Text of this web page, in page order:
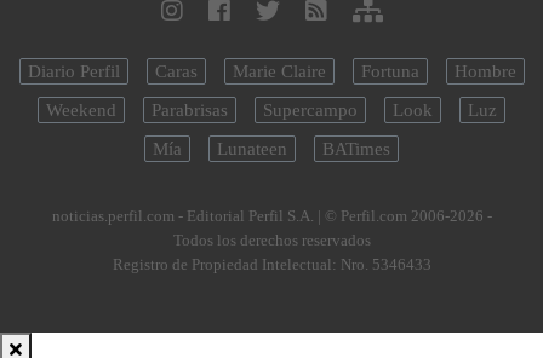
Diario Perfil Caras Marie Claire Fortuna
Hombre
Weekend
Parabrisas Supercampo Look
Luz
Mía
Lunateen BATimes
noticias.perfil.com - Editorial Perfil S.A. | © Perfil.com 2006-2026 -
Todos los derechos reservados
Registro de Propiedad Intelectual: Nro. 5346433